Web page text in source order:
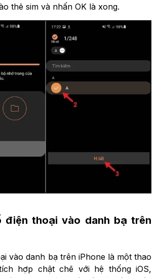
thẻ sim và nhấn OK là xong.
điện thoại vào danh bạ trên
vào danh bạ trên iPhone là một thao
hợp chặt chẽ với hệ thống iOS,